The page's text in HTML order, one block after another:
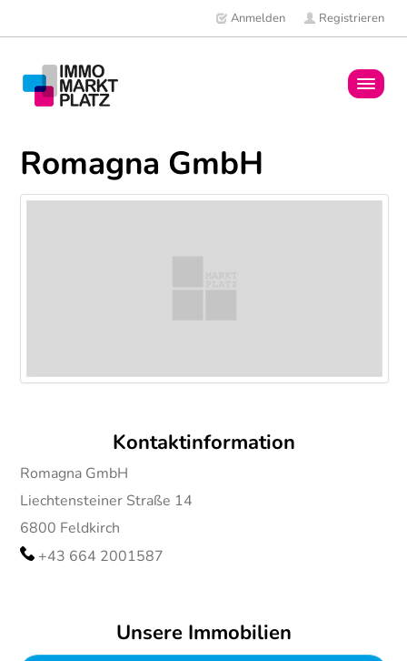
Anmelden Registrieren
Romagna GmbH
Kontaktinformation
Romagna GmbH
Liechtensteiner Straße 14
6800 Feldkirch
+43 664 2001587
Unsere Immobilien